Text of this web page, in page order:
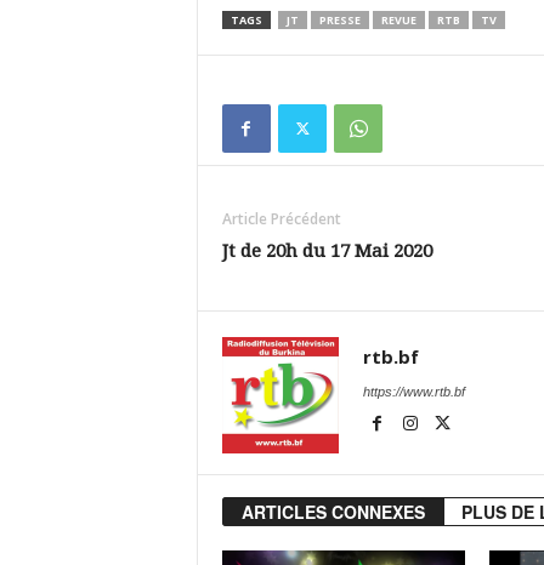
TAGS JT PRESSE REVUE RTB TV
Article Précédent
Jt de 20h du 17 Mai 2020
rtb.bf
https://www.rtb.bf
ARTICLES CONNEXES PLUS DE